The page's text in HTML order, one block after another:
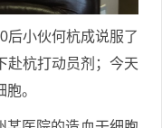
后小伙何杭成说服了
赴杭打动员剂；今天
。